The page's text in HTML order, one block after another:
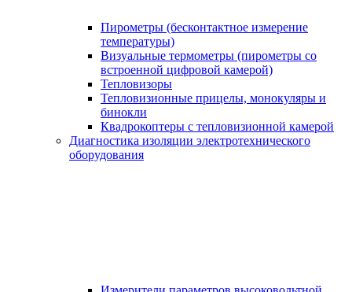
Пирометры (бесконтактное измерение
температуры)
Визуальные термометры (пирометры со
встроенной цифровой камерой)
Тепловизоры
Тепловизионные прицелы, монокуляры и
бинокли
Квадрокоптеры с тепловизионной камерой
Диагностика изоляции электротехнического
оборудования